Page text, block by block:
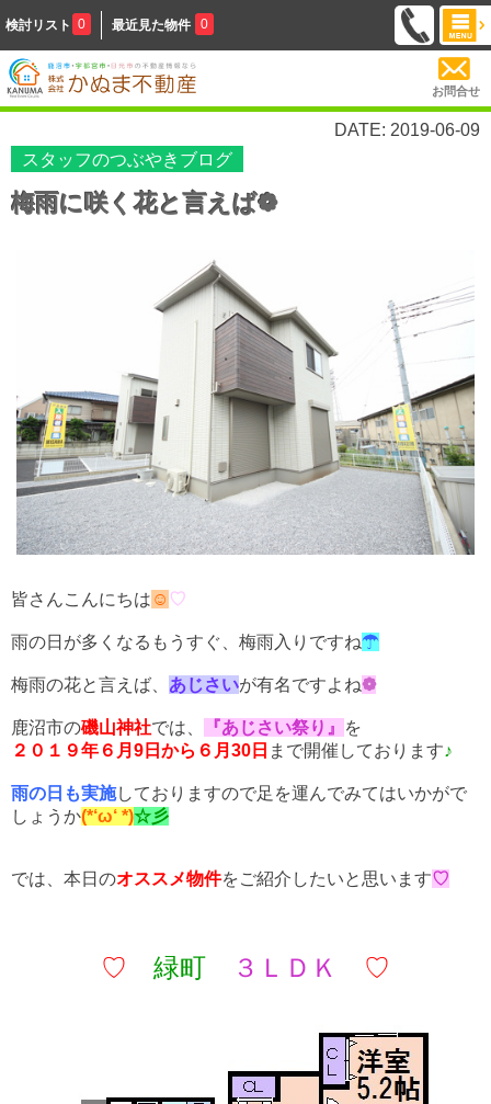
検討リスト 0 最近見た物件 0
お問合せ
DATE: 2019-06-09
スタッフのつぶやきブログ
梅雨に咲く花と言えば❁
皆さんこんにちは ☺ ♡
雨の日が多くなるもうすぐ、梅雨入りですね☂
梅雨の花と言えば、 あじさいが有名ですよね❁
鹿沼市の磯山神社では、 『あじさい祭り』
を
２０１９年６月9日から６月30日 まで開催しております♪
雨の日も実施しておりますので足を運んでみてはいかがで
しょうか(*‘ω‘ *)☆彡
では、本日のオススメ物件をご紹介したいと思います♡
♡ 緑町 ３ＬＤＫ ♡